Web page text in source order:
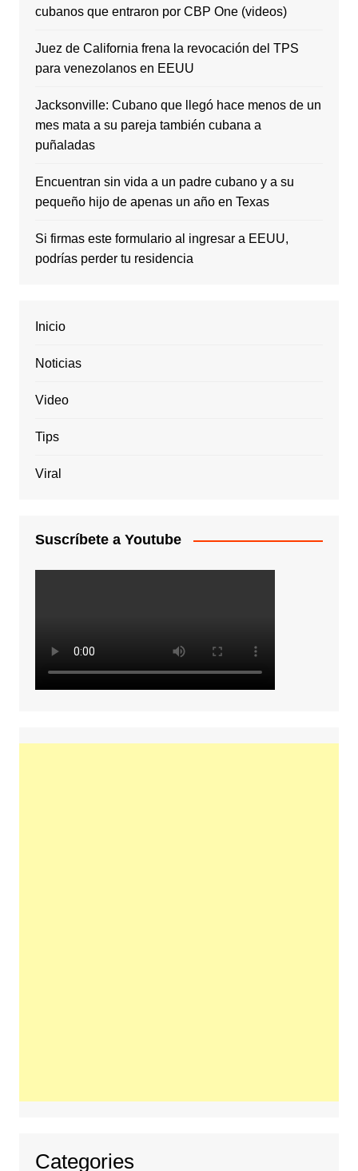
cubanos que entraron por CBP One (videos)
Juez de California frena la revocación del TPS
para venezolanos en EEUU
Jacksonville: Cubano que llegó hace menos de un
mes mata a su pareja también cubana a
puñaladas
Encuentran sin vida a un padre cubano y a su
pequeño hijo de apenas un año en Texas
Si firmas este formulario al ingresar a EEUU,
podrías perder tu residencia
Inicio
Noticias
Video
Tips
Viral
Suscríbete a Youtube
Categories